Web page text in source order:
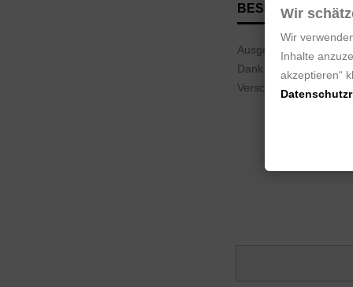
BESCHREIBUNG
Ausgezeichneter und
Dank des
Verschleiß Spuren
Wir
Wir
Inhalte
akzeptieren“